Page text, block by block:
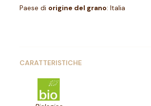
Paese di origine del grano: Italia
CARATTERISTICHE